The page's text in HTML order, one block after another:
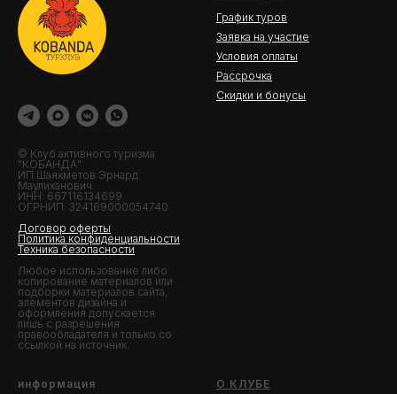
© Клуб активного туризма
"КОБАНДА"
ИП Шаяхметов Эрнард
Маулиханович
ИНН: 667116134699
ОГРНИП: 324169000054740
Договор оферты
Политика конфиденциальности
Техника безопасности
Любое использование либо
копирование материалов или
подборки материалов сайта,
элементов дизайна и
оформления допускается
лишь с разрешения
правообладателя и только со
ссылкой на источник.
График туров
Заявка на участие
Условия оплаты
Рассрочка
Скидки и бонусы
информация О КЛУБЕ